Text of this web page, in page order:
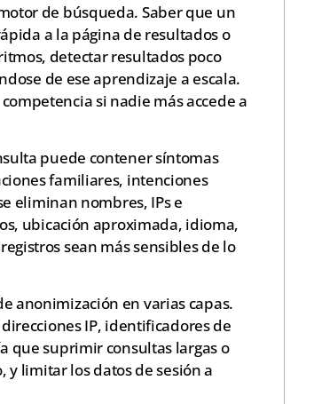
de búsqueda. Saber que un
a la página de resultados o
detectar resultados poco
de ese aprendizaje a escala.
si nadie más accede a
puede contener síntomas
familiares, intenciones
eliminan nombres, IPs e
ubicación aproximada, idioma,
sean más sensibles de lo
anonimización en varias capas.
IP, identificadores de
que suprimir consultas largas o
y limitar los datos de sesión a